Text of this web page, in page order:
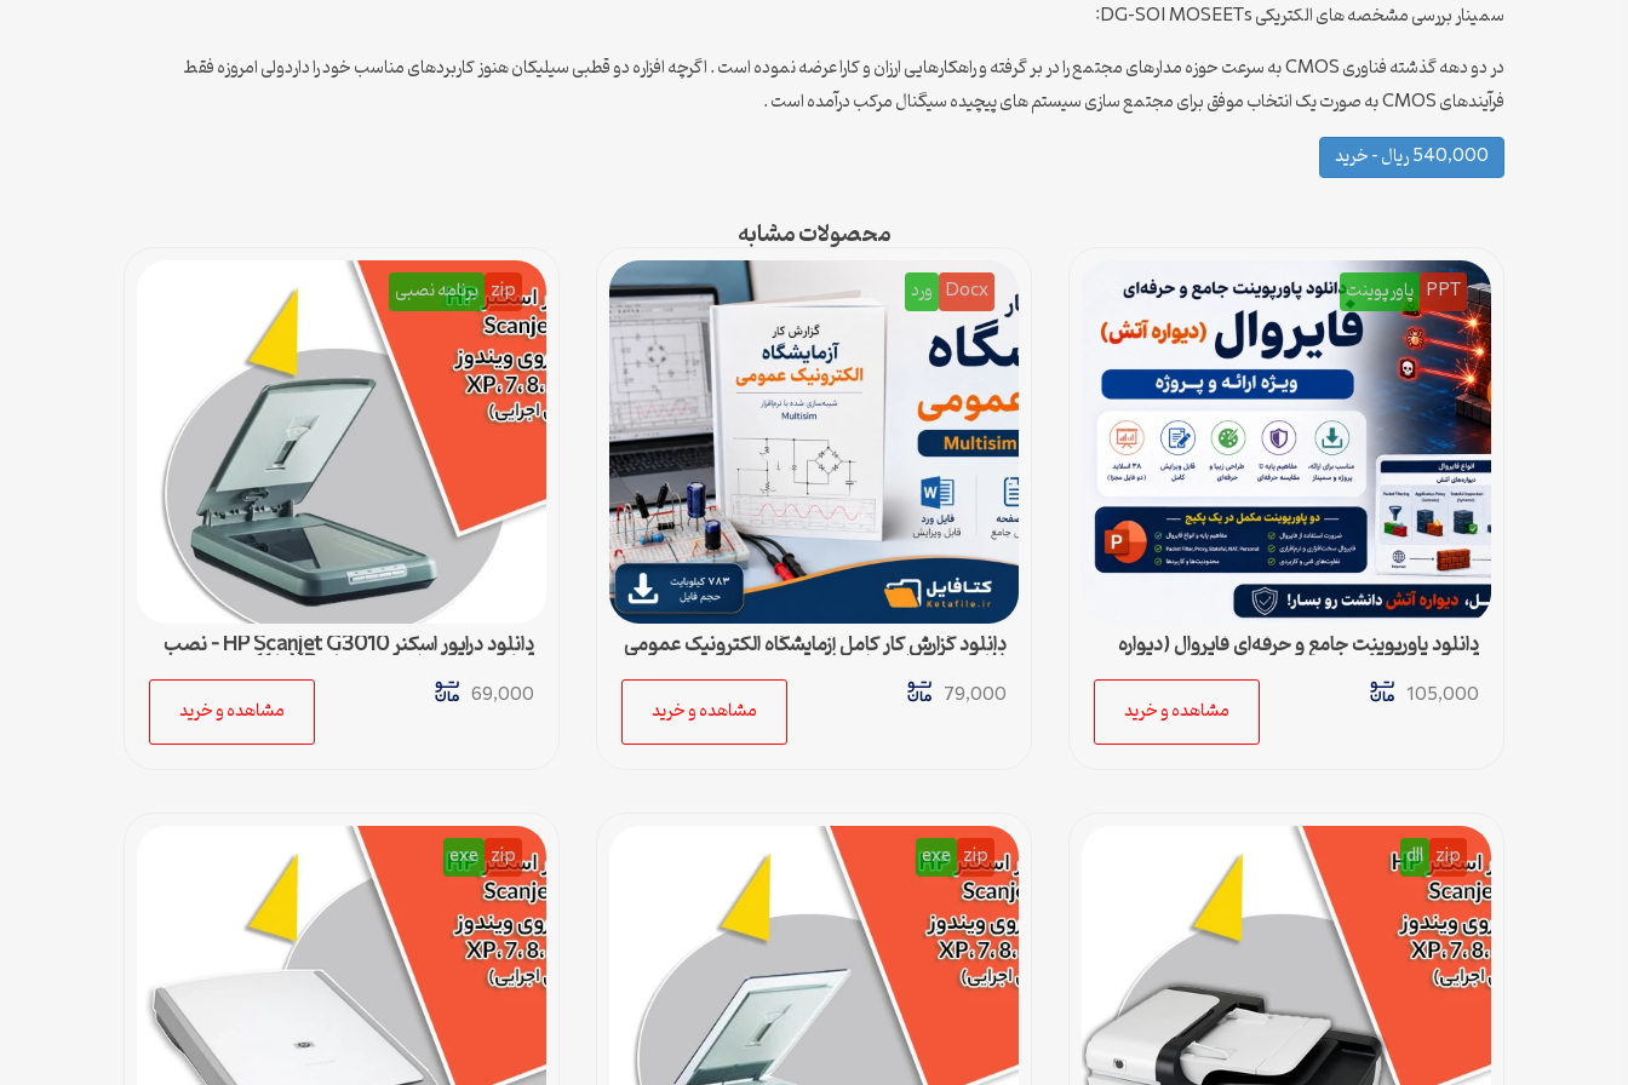
سمینار بررسی مشخصه های الکتریکی DG-SOI MOSEETs:
در دو دهه گذشته فناوری CMOS به سرعت حوزه مدارهای مجتمع را در بر گرفته و راهکارهایی ارزان و کارا عرضه نموده است . اگرچه افزاره دو قطبی سیلیکان هنوز کاربردهای مناسب خود را داردولی امروزه فقط
فرآیندهای CMOS به صورت یک انتخاب موفق برای مجتمع سازی سیستم های پیچیده سیگنال مرکب درآمده است .
540,000 ریال – خرید
محصولات مشابه
PPT پاورپوینت
دانلود پاورپوینت جامع و حرفه‌ای فایروال (دیواره
آتش) – ویژه ارائه و پروژه
105,000
مشاهده و خرید
Docx ورد
دانلود گزارش کار کامل آزمایشگاه الکترونیک عمومی
(فایل ورد قابل ویرایش)
79,000
مشاهده و خرید
zip برنامه نصبی
دانلود درایور اسکنر HP Scanjet G3010 – نصب
آسان و سریع برای ویندوزهای XP تا 11
69,000
مشاهده و خرید
zip
dll
zip
exe
zip
exe